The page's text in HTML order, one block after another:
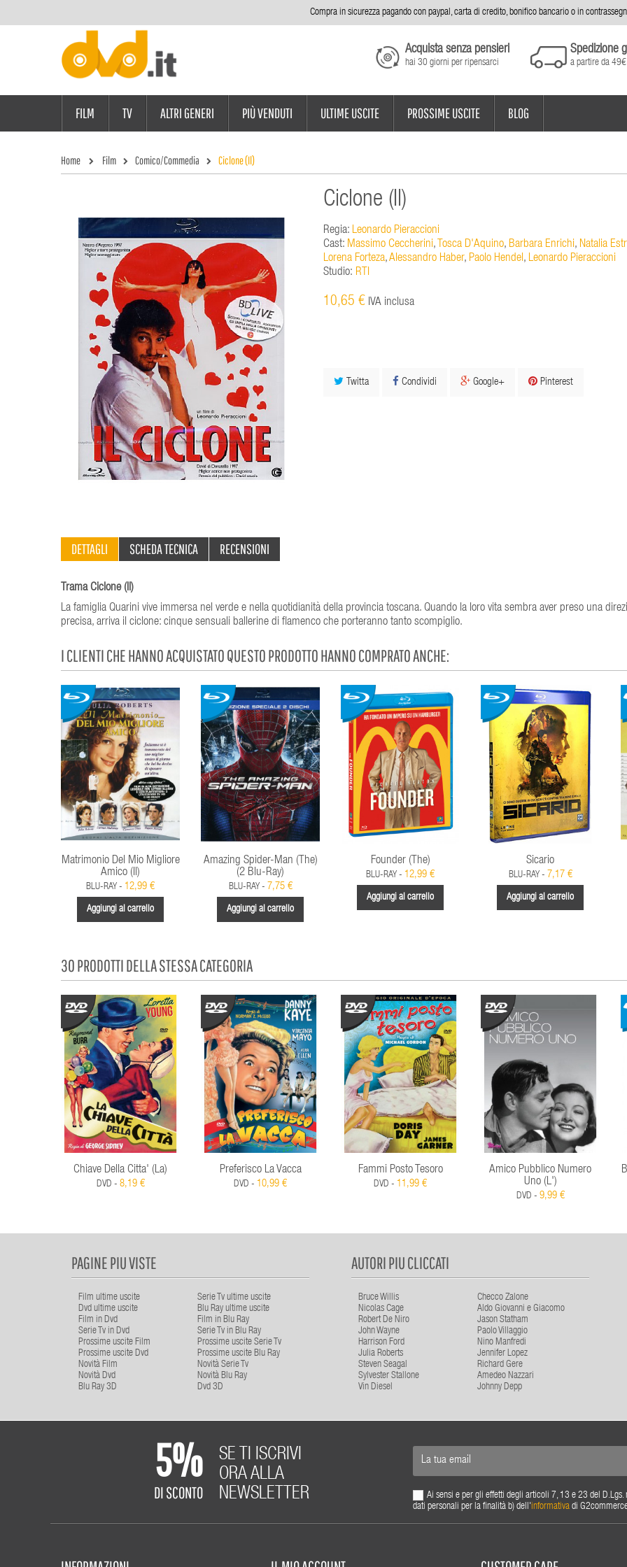
Compra in sicurezza pagando con paypal, carta di credito, bonifico bancario o in
Acquista senza pensieri
hai 30 giorni per ripensarci
Spedizione
a partire da 49€
FILM TV ALTRI GENERI PIÙ VENDUTI ULTIME USCITE PROSSIME USCITE BLOG
Home Film Comico/Commedia Ciclone (Il)
Ciclone (Il)
Regia: Leonardo Pieraccioni
Cast: Massimo Ceccherini, Tosca D'Aquino, Barbara Enrichi, Natalia
Lorena Forteza,Alessandro Haber, Paolo Hendel, Leonardo Pieraccioni
Studio: RTI
10,65 € IVA inclusa
Twitta Condividi Google+ Pinterest
DETTAGLI SCHEDA TECNICA RECENSIONI
Trama Ciclone (Il)
La famiglia Quarini vive immersa nel verde e nella quotidianità della provincia toscana. Quando la loro vita sembra aver preso una
precisa, arriva il ciclone: cinque sensuali ballerine di flamenco che porteranno tanto scompiglio.
I CLIENTI CHE HANNO ACQUISTATO QUESTO PRODOTTO HANNO COMPRATO ANCHE:
Matrimonio Del Mio Migliore
Amico (Il)
BLU-RAY - 12,99 €
Aggiungi al carrello
Amazing Spider-Man (The)
(2 Blu-Ray)
BLU-RAY - 7,75 €
Aggiungi al carrello
Founder (The)
BLU-RAY - 12,99 €
Aggiungi al carrello
Sicario
BLU-RAY - 7,17 €
Aggiungi al carrello
30 PRODOTTI DELLA STESSA CATEGORIA
Chiave Della Citta' (La)
DVD - 8,19 €
Preferisco La Vacca
DVD - 10,99 €
Fammi Posto Tesoro
DVD - 11,99 €
Amico Pubblico Numero
Uno (L')
DVD - 9,99 €
PAGINE PIU VISTE
Film ultime uscite
Serie Tv ultime uscite
Dvd ultime uscite
Blu Ray ultime uscite
Film in Dvd
Film in Blu Ray
Serie Tv in Dvd
Serie Tv in Blu Ray
Prossime uscite Film
Prossime uscite Serie Tv
Prossime uscite Dvd
Prossime uscite Blu Ray
Novità Film
Novità Serie Tv
Novità Dvd
Novità Blu Ray
Blu Ray 3D
Dvd 3D
AUTORI PIU CLICCATI
Bruce Willis
Checco Zalone
Nicolas Cage
Aldo Giovanni e Giacomo
Robert De Niro
Jason Statham
John Wayne
Paolo Villaggio
Harrison Ford
Nino Manfredi
Julia Roberts
Jennifer Lopez
Steven Seagal
Richard Gere
Sylvester Stallone
Amedeo Nazzari
Vin Diesel
Johnny Depp
5%
DI SCONTO
SE TI ISCRIVI
ORA ALLA
NEWSLETTER
Ai sensi e per gli effetti degli articoli 7, 13 e 23 del
dati personali per la finalità b) dell'informativadi